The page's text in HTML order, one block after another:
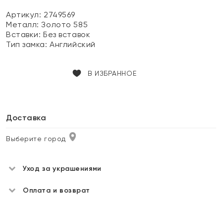
Артикул: 2749569
Металл:Золото 585
Вставки:Без вставок
Тип замка:Английский
В ИЗБРАННОЕ
Доставка
Выберите город
Уход за украшениями
Оплата и возврат